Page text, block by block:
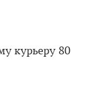
курьеру 80